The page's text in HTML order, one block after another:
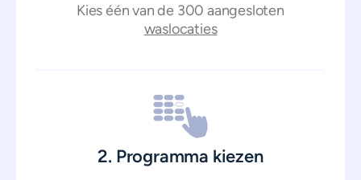
Kies één van de 300 aangesloten
waslocaties
2. Programma kiezen